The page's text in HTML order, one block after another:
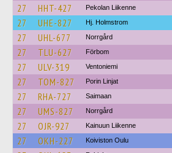
27 HHT-427 Pekolan Liikenne
27 UHE-827 Hj. Holmstrom
27 UHL-677 Norrgård
27 TLU-627 Förbom
27 ULV-319 Ventoniemi
27 TOM-827 Porin Linjat
27 RHA-727 Saimaan
27 UMS-827 Norrgård
27 OJR-927 Kainuun Liikenne
27 OKH-227 Koiviston Oulu